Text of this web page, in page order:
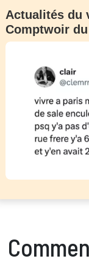
Actualités du
Comptwoir